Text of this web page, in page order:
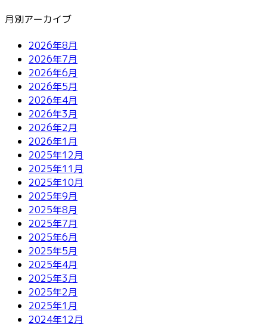
月別アーカイブ
2026年8月
2026年7月
2026年6月
2026年5月
2026年4月
2026年3月
2026年2月
2026年1月
2025年12月
2025年11月
2025年10月
2025年9月
2025年8月
2025年7月
2025年6月
2025年5月
2025年4月
2025年3月
2025年2月
2025年1月
2024年12月